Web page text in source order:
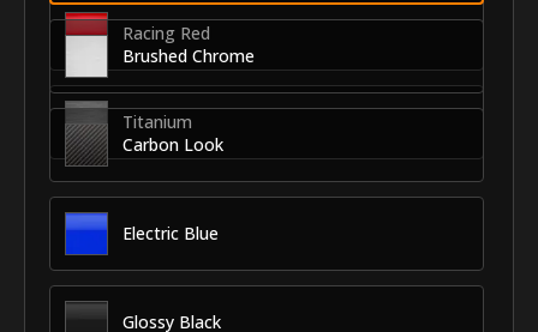
Racing Red
Titanium
Brushed Chrome
Carbon Look
Electric Blue
Glossy Black